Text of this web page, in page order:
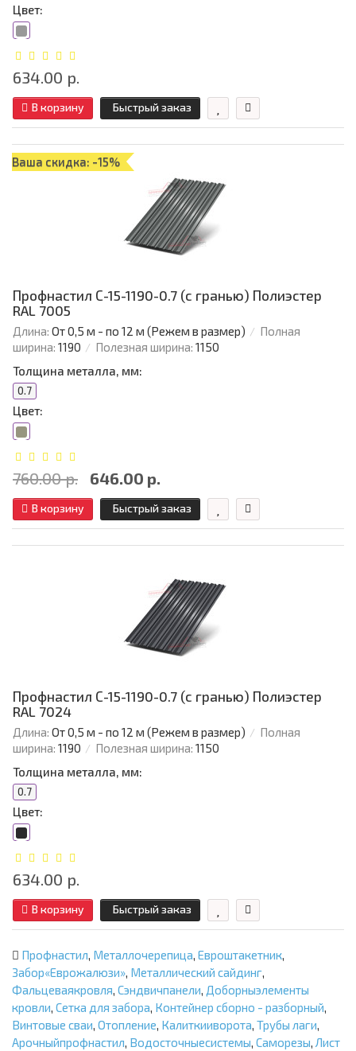
Цвет:
634.00 р.
В корзину Быстрый заказ
Ваша скидка: -15%
Профнастил С-15-1190-0.7 (с гранью) Полиэстер
RAL 7005
Длина: От 0,5 м - по 12 м (Режем в размер)
Полная
ширина: 1190 Полезная ширина: 1150
Толщина металла, мм:
0.7
Цвет:
760.00 р. 646.00 р.
В корзину Быстрый заказ
Профнастил С-15-1190-0.7 (с гранью) Полиэстер
RAL 7024
Длина: От 0,5 м - по 12 м (Режем в размер)
Полная
ширина: 1190 Полезная ширина: 1150
Толщина металла, мм:
0.7
Цвет:
634.00 р.
В корзину Быстрый заказ
Профнастил, Металлочерепица, Евроштакетник,
Забор«Еврожалюзи», Металлический сайдинг,
Фальцеваякровля, Сэндвичпанели, Доборныэлементы
кровли, Сетка для забора, Контейнер сборно - разборный,
Винтовые сваи, Отопление, Калиткииворота, Трубы лаги,
Арочныйпрофнастил, Водосточныесистемы, Саморезы, Лист